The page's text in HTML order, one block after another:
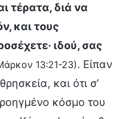
τέρατα, διά να
και τους
ιδού, σας
13:21-23). Είπαν
και ότι σ’
κόσμο του